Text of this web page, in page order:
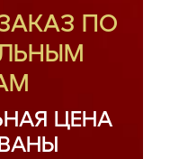
ПО
ЦЕНА